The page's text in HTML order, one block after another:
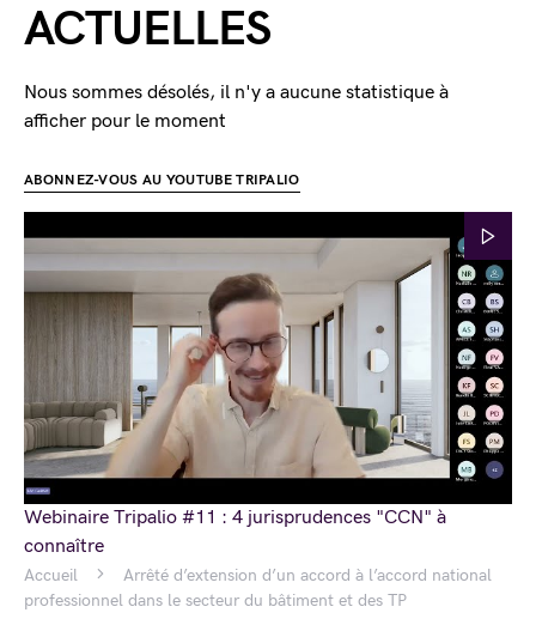
Accueil
Arrêté d’extension d’un accord à l’accord national
professionnel dans le secteur du bâtiment et des TP
ACTUELLES
Nous sommes désolés, il n'y a aucune statistique à
afficher pour le moment
ABONNEZ-VOUS AU YOUTUBE TRIPALIO
Webinaire Tripalio #11 : 4 jurisprudences "CCN" à
connaître